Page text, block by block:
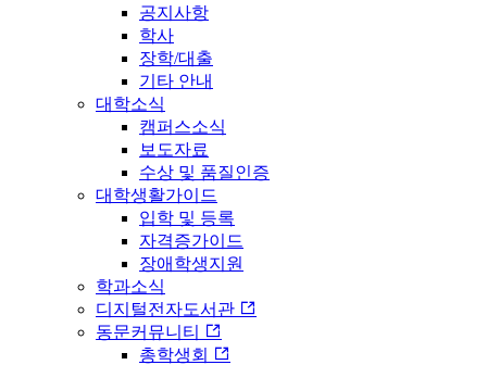
공지사항
학사
장학/대출
기타 안내
대학소식
캠퍼스소식
보도자료
수상 및 품질인증
대학생활가이드
입학 및 등록
자격증가이드
장애학생지원
학과소식
디지털전자도서관
동문커뮤니티
총학생회